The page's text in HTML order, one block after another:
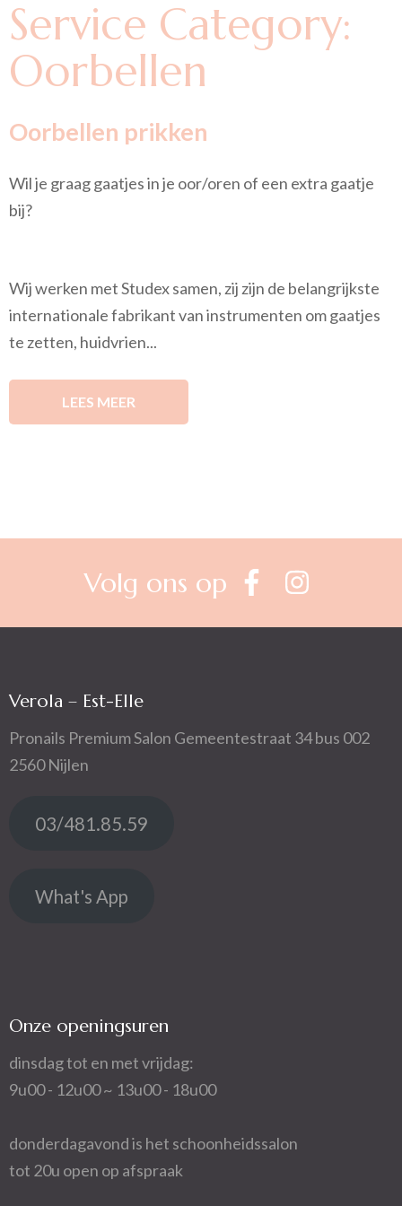
Service Category:
Oorbellen
Oorbellen prikken
Wil je graag gaatjes in je oor/oren of een extra gaatje
bij?
Wij werken met Studex samen, zij zijn de belangrijkste
internationale fabrikant van instrumenten om gaatjes
te zetten, huidvrien...
LEES MEER
Volg ons op
Verola – Est-Elle
Pronails Premium Salon Gemeentestraat 34 bus 002
2560 Nijlen
03/481.85.59
What's App
Onze openingsuren
dinsdag tot en met vrijdag:
9u00 - 12u00 ~ 13u00 - 18u00
donderdagavond is het schoonheidssalon
tot 20u open op afspraak